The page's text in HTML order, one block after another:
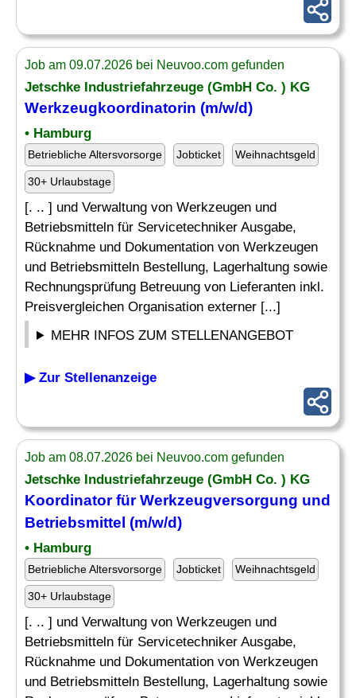
Job am 09.07.2026 bei Neuvoo.com gefunden
Jetschke Industriefahrzeuge (GmbH Co. ) KG
Werkzeugkoordinatorin (m/w/d)
• Hamburg
Betriebliche Altersvorsorge Jobticket Weihnachtsgeld
30+ Urlaubstage
[. .. ] und Verwaltung von Werkzeugen und
Betriebsmitteln für Servicetechniker Ausgabe,
Rücknahme und Dokumentation von Werkzeugen
und Betriebsmitteln Bestellung, Lagerhaltung sowie
Rechnungsprüfung Betreuung von Lieferanten inkl.
Preisvergleichen Organisation externer [...]
MEHR INFOS ZUM STELLENANGEBOT
▶ Zur Stellenanzeige
Job am 08.07.2026 bei Neuvoo.com gefunden
Jetschke Industriefahrzeuge (GmbH Co. ) KG
Koordinator für Werkzeugversorgung und
Betriebsmittel (m/w/d)
• Hamburg
Betriebliche Altersvorsorge Jobticket Weihnachtsgeld
30+ Urlaubstage
[. .. ] und Verwaltung von Werkzeugen und
Betriebsmitteln für Servicetechniker Ausgabe,
Rücknahme und Dokumentation von Werkzeugen
und Betriebsmitteln Bestellung, Lagerhaltung sowie